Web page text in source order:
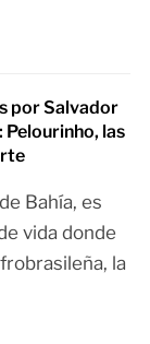
por Salvador
Pelourinho, las
Bahía, es
vida donde
la